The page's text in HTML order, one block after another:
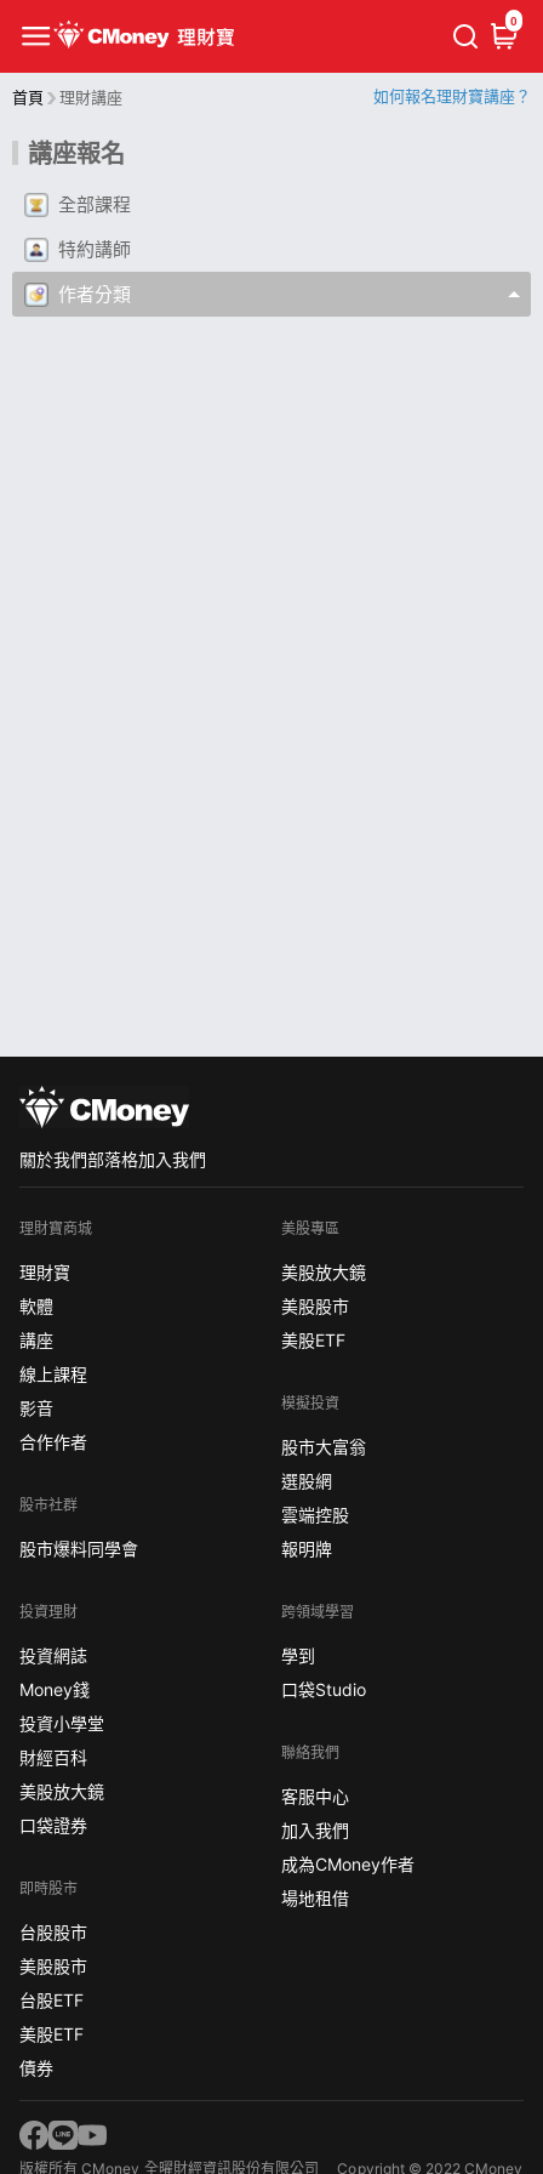
0
首頁 理財講座 如何報名理財寶講座？
講座報名
全部課程
特約講師
作者分類
關於我們部落格加入我們
理財寶商城
理財寶
軟體
講座
線上課程
影音
合作作者
股市社群
股市爆料同學會
投資理財
投資網誌
Money錢
投資小學堂
財經百科
美股放大鏡
口袋證券
即時股市
台股股市
美股股市
台股ETF
美股ETF
債券
美股專區
美股放大鏡
美股股市
美股ETF
模擬投資
股市大富翁
選股網
雲端控股
報明牌
跨領域學習
學到
口袋Studio
聯絡我們
客服中心
加入我們
成為CMoney作者
場地租借
版權所有 CMoney 全曜財經資訊股份有限公司Copyright © 2022 CMoney